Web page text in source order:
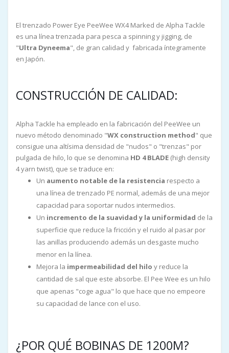
El trenzado Power Eye PeeWee WX4 Marked de Alpha Tackle
es una línea trenzada para pesca a spinning y jigging, de
"Ultra Dyneema", de gran calidad y fabricada íntegramente
en Japón.
CONSTRUCCIÓN DE CALIDAD:
Alpha Tackle ha empleado en la fabricación del PeeWee un
nuevo método denominado "WX construction method" que
consigue una altísima densidad de "nudos" o "trenzas" por
pulgada de hilo, lo que se denomina HD 4 BLADE (high density
4 yarn twist), que se traduce en:
Un aumento notable de la resistencia respecto a
una línea de trenzado PE normal, además de una mejor
capacidad para soportar nudos intermedios.
Un incremento de la suavidad y la uniformidad de la
superficie que reduce la fricción y el ruido al pasar por
las anillas produciendo además un desgaste mucho
menor en la línea.
Mejora la impermeabilidad del hilo y reduce la
cantidad de sal que este absorbe. El Pee Wee es un hilo
que apenas "coge agua" lo que hace que no empeore
su capacidad de lance con el uso.
¿POR QUÉ BOBINAS DE 1200M?